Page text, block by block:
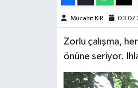
Mücahit KIR
Zorlu çalışma,
önüne seriyor.
Teknoloji
KAHRAMANMARAŞ